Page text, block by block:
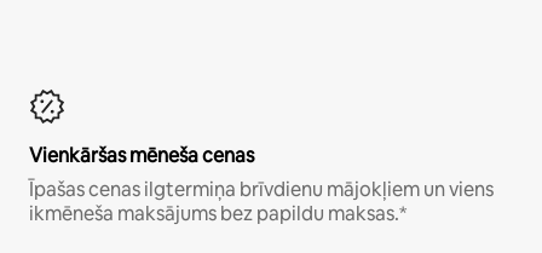
Vienkāršas mēneša cenas
Īpašas cenas ilgtermiņa brīvdienu mājokļiem un viens
ikmēneša maksājums bez papildu maksas.*